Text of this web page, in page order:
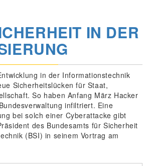
IN DER
in der Informationstechnik
Sicherheitslücken für Staat,
So haben Anfang März Hacker
infiltriert. Eine
bei solch einer Cyberattacke gibt
des Bundesamts für Sicherheit
(BSI) in seinem Vortrag am